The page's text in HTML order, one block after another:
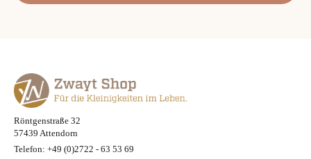
Röntgenstraße 32
57439 Attendorn
Telefon: +49 (0)2722 - 63 53 69